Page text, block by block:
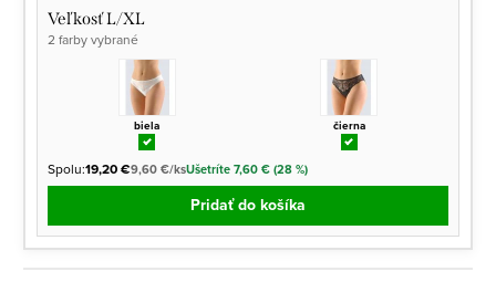
Veľkosť L/XL
2 farby vybrané
biela čierna
Spolu:19,20 €9,60 €/ksUšetríte 7,60 € (28 %)
Pridať do košíka